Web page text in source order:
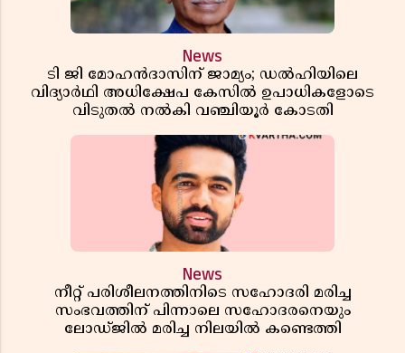
News
ടി ജി മോഹൻദാസിന് ജാമ്യം; ഡൽഹിയിലെ
വിദ്യാർഥി അധിക്ഷേപ കേസിൽ ഉപാധികളോടെ
വിടുതൽ നൽകി വഞ്ചിയൂർ കോടതി
News
നീറ്റ് പരിശീലനത്തിനിടെ സഹോദരി മരിച്ച
സംഭവത്തിന് പിന്നാലെ സഹോദരനെയും
ലോഡ്ജിൽ മരിച്ച നിലയിൽ കണ്ടെത്തി